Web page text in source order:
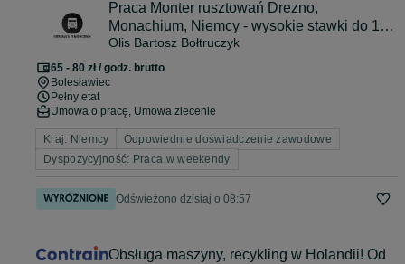
Praca Monter rusztowań Drezno,
Monachium, Niemcy - wysokie stawki do 17€
netto - wolne weekendy lub rotacja 4/1
Olis Bartosz Bołtruczyk
65 - 80 zł / godz. brutto
Bolesławiec
Pełny etat
Umowa o pracę, Umowa zlecenie
Kraj: Niemcy
Odpowiednie doświadczenie zawodowe
Dyspozycyjność: Praca w weekendy
Odświeżono dzisiaj o 08:57
Obsługa maszyny, recykling w Holandii! Od